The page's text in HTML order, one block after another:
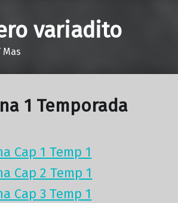
variadito
Mas
1 Temporada
Cap 1 Temp 1
Cap 2 Temp 1
Cap 3 Temp 1